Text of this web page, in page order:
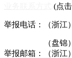
(点
举报电话：（浙江
（盘锦）
举报邮箱：（浙江